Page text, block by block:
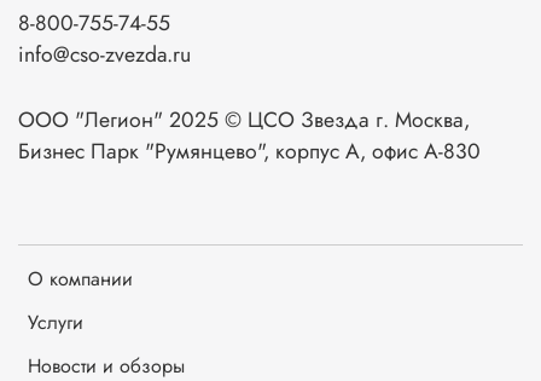
О компании
Услуги
Новости и обзоры
8-800-755-74-55
info@cso-zvezda.ru
ООО "Легион" 2025 © ЦСО Звезда г. Москва,
Бизнес Парк "Румянцево", корпус А, офис А-830